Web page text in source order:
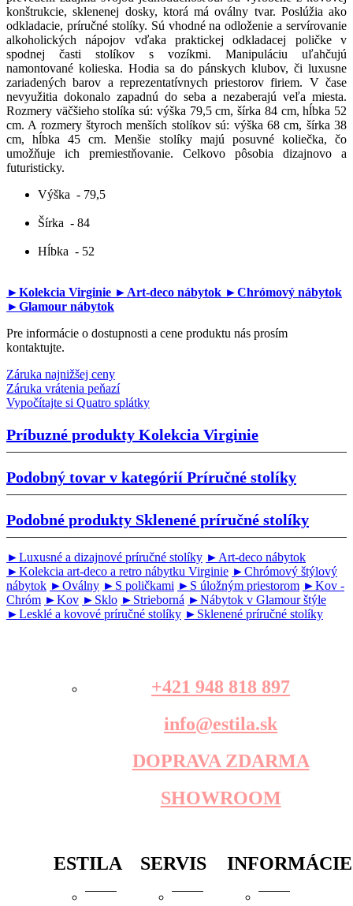
konštrukcie, sklenenej dosky, ktorá má oválny tvar. Poslúžia ako
odkladacie, príručné stolíky. Sú vhodné na odloženie a servírovanie
alkoholických nápojov vďaka praktickej odkladacej poličke v
spodnej časti stolíkov s vozíkmi. Manipuláciu uľahčujú
namontované kolieska. Hodia sa do pánskych klubov, či luxusne
zariadených barov a reprezentatívnych priestorov firiem. V čase
nevyužitia dokonalo zapadnú do seba a nezaberajú veľa miesta.
Rozmery väčšieho stolíka sú: výška 79,5 cm, šírka 84 cm, hĺbka 52
cm. A rozmery štyroch menších stolíkov sú: výška 68 cm, šírka 38
cm, hĺbka 45 cm. Menšie stolíky majú posuvné koliečka, čo
umožňuje ich premiestňovanie. Celkovo pôsobia dizajnovo a
futuristicky.
Výška - 79,5
Šírka - 84
Hĺbka - 52
►Kolekcia Virginie ►Art-deco nábytok ►Chrómový nábytok
►Glamour nábytok
Pre informácie o dostupnosti a cene produktu nás prosím
kontaktujte.
Záruka najnižšej ceny
Záruka vrátenia peňazí
Vypočítajte si Quatro splátky
Príbuzné produkty Kolekcia Virginie
Podobný tovar v kategórií Príručné stolíky
Podobné produkty Sklenené príručné stolíky
►Luxusné a dizajnové príručné stolíky ►Art-deco nábytok
►Kolekcia art-deco a retro nábytku Virginie ►Chrómový štýlový
nábytok ►Oválny ►S poličkami ►S úložným priestorom ►Kov -
Chróm ►Kov ►Sklo ►Strieborná ►Nábytok v Glamour štýle
►Lesklé a kovové príručné stolíky ►Sklenené príručné stolíky
+421 948 818 897
info@estila.sk
DOPRAVA ZDARMA
SHOWROOM
ESTILA SERVIS INFORMÁCIE